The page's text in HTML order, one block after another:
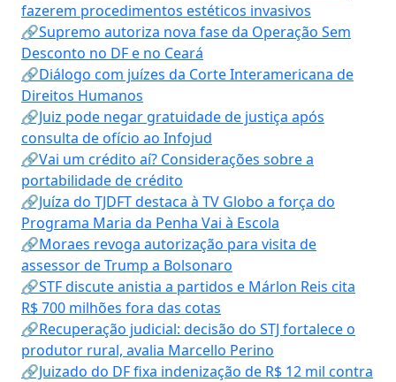
fazerem procedimentos estéticos invasivos
🔗Supremo autoriza nova fase da Operação Sem
Desconto no DF e no Ceará
🔗Diálogo com juízes da Corte Interamericana de
Direitos Humanos
🔗Juiz pode negar gratuidade de justiça após
consulta de ofício ao Infojud
🔗Vai um crédito aí? Considerações sobre a
portabilidade de crédito
🔗Juíza do TJDFT destaca à TV Globo a força do
Programa Maria da Penha Vai à Escola
🔗Moraes revoga autorização para visita de
assessor de Trump a Bolsonaro
🔗STF discute anistia a partidos e Márlon Reis cita
R$ 700 milhões fora das cotas
🔗Recuperação judicial: decisão do STJ fortalece o
produtor rural, avalia Marcello Perino
🔗Juizado do DF fixa indenização de R$ 12 mil contra